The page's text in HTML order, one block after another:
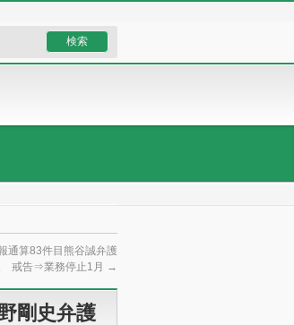
通算83件目熊谷誠弁護
戒告⇒業務停止1月 →
剛史弁護